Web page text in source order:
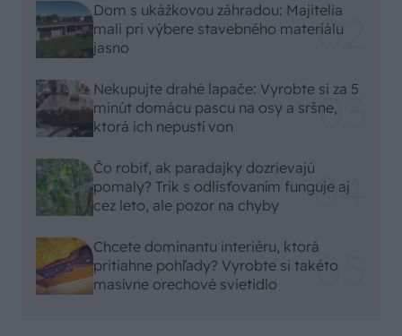
Dom s ukážkovou záhradou: Majitelia
mali pri výbere stavebného materiálu
jasno
Nekupujte drahé lapače: Vyrobte si za 5
minút domácu pascu na osy a sršne,
ktorá ich nepustí von
Čo robiť, ak paradajky dozrievajú
pomaly? Trik s odlisťovaním funguje aj
cez leto, ale pozor na chyby
Chcete dominantu interiéru, ktorá
pritiahne pohľady? Vyrobte si takéto
masívne orechové svietidlo